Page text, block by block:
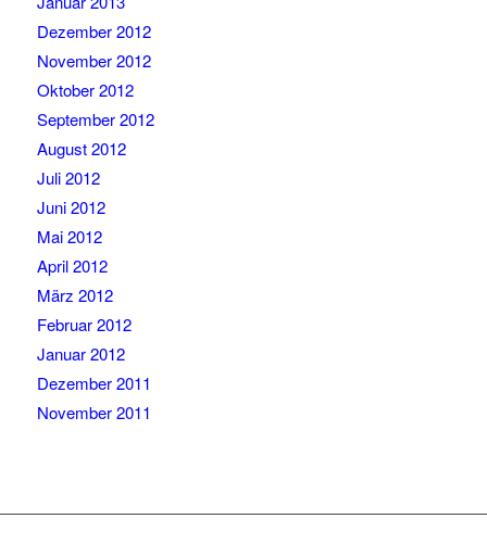
Dezember 2012
November 2012
Oktober 2012
September 2012
August 2012
Juli 2012
Juni 2012
Mai 2012
April 2012
März 2012
Februar 2012
Januar 2012
Dezember 2011
November 2011